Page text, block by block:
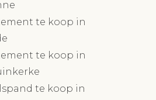
te koop in
te koop in
te koop in